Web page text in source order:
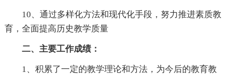
10、通过多样化方法和现代化手段，努力推进素质教
育，全面提高历史教学质量
二、主要工作成绩：
1、积累了一定的教学理论和方法，为今后的教育教